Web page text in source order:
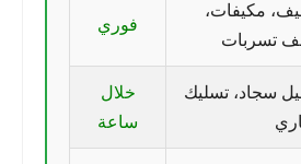
مكيفات،
فوري
تسليك
خلال
ساعة